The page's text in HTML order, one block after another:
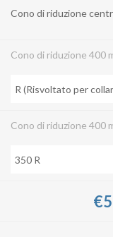
Cono di riduzione
Cono di riduzione 400
Cono di riduzione 400